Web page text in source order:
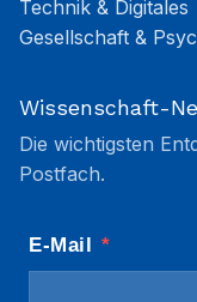
Technik & Digitales
Gesellschaft &
Wissenschaft-
Die wichtigsten
Postfach.